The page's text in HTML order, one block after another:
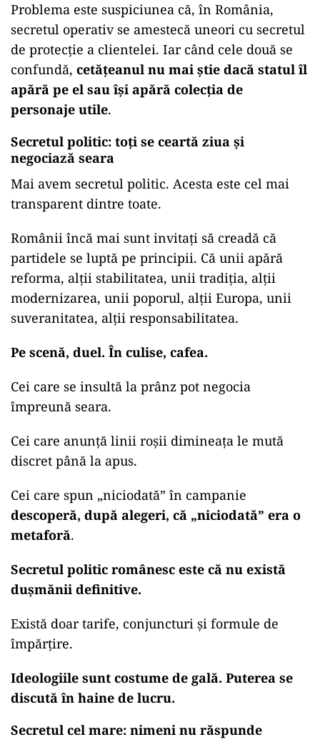
Problema este suspiciunea că, în România,
secretul operativ se amestecă uneori cu secretul
de protecție a clientelei. Iar când cele două se
confundă, cetățeanul nu mai știe dacă statul îl
apără pe el sau își apără colecția de
personaje utile.
Secretul politic: toți se ceartă ziua și
negociază seara
Mai avem secretul politic. Acesta este cel mai
transparent dintre toate.
Românii încă mai sunt invitați să creadă că
partidele se luptă pe principii. Că unii apără
reforma, alții stabilitatea, unii tradiția, alții
modernizarea, unii poporul, alții Europa, unii
suveranitatea, alții responsabilitatea.
Pe scenă, duel. În culise, cafea.
Cei care se insultă la prânz pot negocia
împreună seara.
Cei care anunță linii roșii dimineața le mută
discret până la apus.
Cei care spun „niciodată” în campanie
descoperă, după alegeri, că „niciodată” era o
metaforă.
Secretul politic românesc este că nu există
dușmănii definitive.
Există doar tarife, conjuncturi și formule de
împărțire.
Ideologiile sunt costume de gală. Puterea se
discută în haine de lucru.
Secretul cel mare: nimeni nu răspunde